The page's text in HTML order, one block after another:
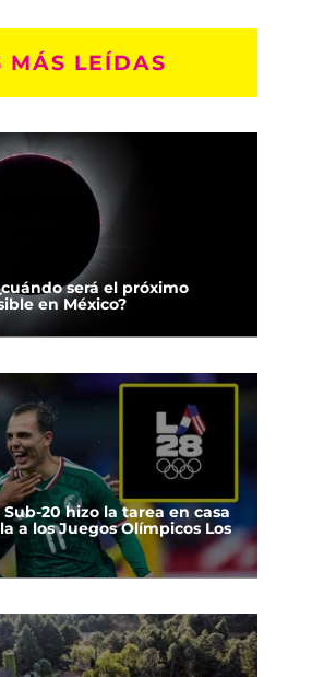
MÁS LEÍDAS
será el próximo
en México?
20 hizo la tarea en casa
a los Juegos Olímpicos Los